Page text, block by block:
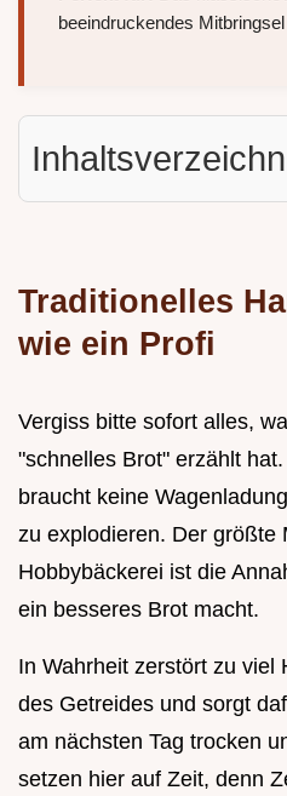
beeindruckendes Mitbringsel
Traditionelles
wie ein Profi
Vergiss bitte sofort alles,
"schnelles Brot" erzählt
braucht keine
zu explodieren. Der größte
Hobbybäckerei ist die
ein besseres Brot macht.
In Wahrheit zerstört zu viel
des Getreides und sorgt
am nächsten Tag trocken
setzen hier auf Zeit, denn